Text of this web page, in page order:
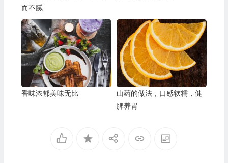
而不腻
香味浓郁美味无比
山药的做法，口感软糯，健
脾养胃